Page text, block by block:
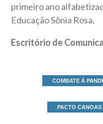
primeiro ano
Educação Sônia Rosa.
Escritório de
COMBATE À
PACTO